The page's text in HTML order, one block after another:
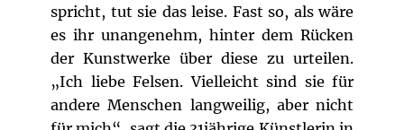
spricht, tut sie das leise. Fast so, als wäre
es ihr unangenehm, hinter dem Rücken
der Kunstwerke über diese zu urteilen.
„Ich liebe Felsen. Vielleicht sind sie für
andere Menschen langweilig, aber nicht